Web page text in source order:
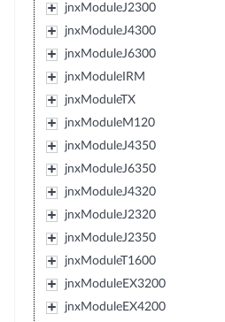
jnxModuleJ2300
jnxModuleJ4300
jnxModuleJ6300
jnxModuleIRM
jnxModuleTX
jnxModuleM120
jnxModuleJ4350
jnxModuleJ6350
jnxModuleJ4320
jnxModuleJ2320
jnxModuleJ2350
jnxModuleT1600
jnxModuleEX3200
jnxModuleEX4200